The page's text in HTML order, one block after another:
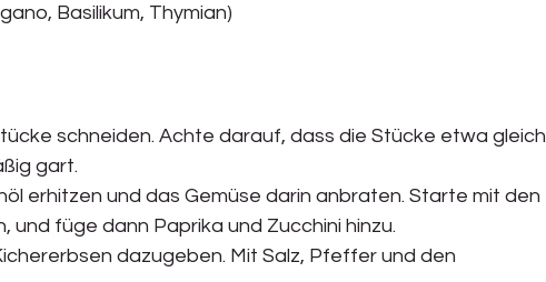
Basilikum, Thymian)
schneiden. Achte darauf, dass die Stücke etwa gleich
gart.
erhitzen und das Gemüse darin anbraten. Starte mit den
und füge dann Paprika und Zucchini hinzu.
dazugeben. Mit Salz, Pfeffer und den